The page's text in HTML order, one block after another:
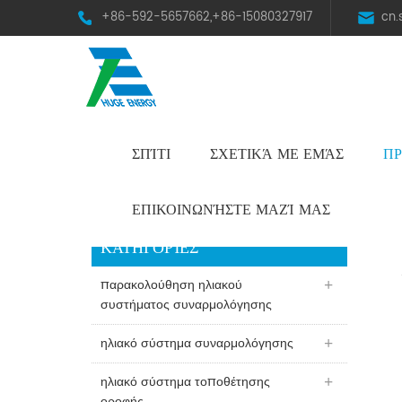
+86-592-5657662,+86-15080327917
ΣΠΊΤΙ ΣΧΕΤΙΚΆ ΜΕ ΕΜΆΣ
ΕΠΙΚΟΙΝΩΝΉΣΤΕ ΜΑΖΊ ΜΑΣ
ΚΑΤΗΓΟΡΊΕΣ
παρακολούθηση ηλιακού
συστήματος συναρμολόγησης
ηλιακό σύστημα συναρμολόγησης
ηλιακό σύστημα τοποθέτησης